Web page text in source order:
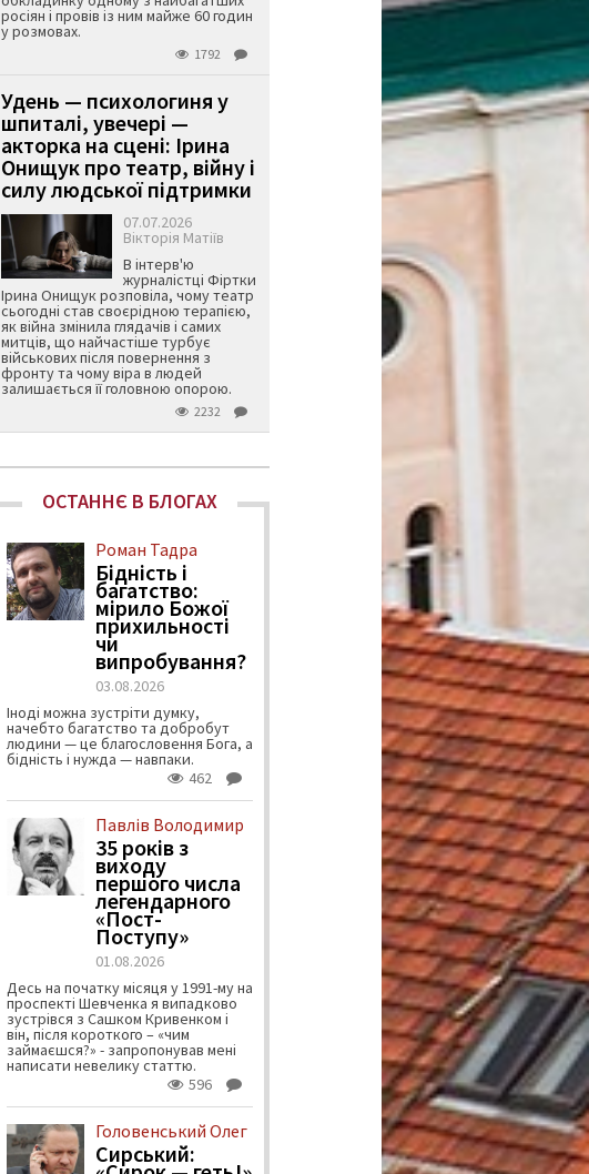
росіян і провів із ним майже 60 годин
у розмовах.
1792
Удень — психологиня у
шпиталі, увечері —
акторка на сцені: Ірина
Онищук про театр, війну і
силу людської підтримки
07.07.2026
Вікторія Матіїв
В інтерв'ю
журналістці Фіртки
Ірина Онищук розповіла, чому театр
сьогодні став своєрідною терапією,
як війна змінила глядачів і самих
митців, що найчастіше турбує
військових після повернення з
фронту та чому віра в людей
залишається її головною опорою.
2232
ОСТАННЄ В БЛОГАХ
Роман Тадра
Бідність і
багатство:
мірило Божої
прихильності
чи
випробування?
03.08.2026
Іноді можна зустріти думку,
начебто багатство та добробут
людини — це благословення Бога, а
бідність і нужда — навпаки.
462
Павлів Володимир
35 років з
виходу
першого числа
легендарного
«Пост-
Поступу»
01.08.2026
Десь на початку місяця у 1991-му на
проспекті Шевченка я випадково
зустрівся з Сашком Кривенком і
він, після короткого – «чим
займаєшся?» - запропонував мені
написати невелику статтю.
596
Головенський Олег
Сирський: